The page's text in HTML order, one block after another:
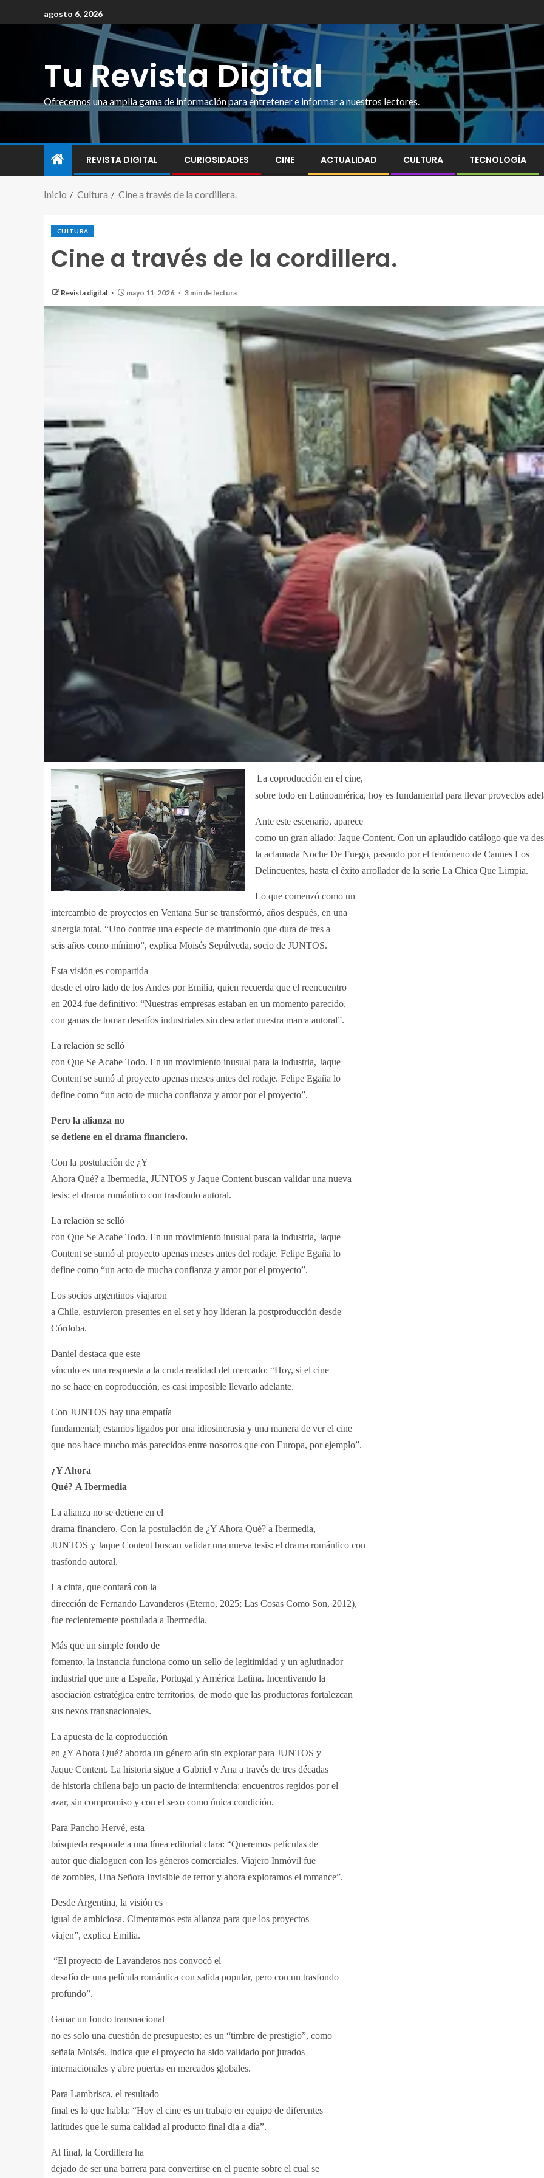
agosto 6, 2026
Tu Revista Digital
Ofrecemos una amplia gama de información para entretener e informar a nuestros lectores.
REVISTA DIGITAL CURIOSIDADES CINE ACTUALIDAD CULTURA TECNOLOGÍA
Inicio Cultura Cine a través de la cordillera.
CULTURA
Cine a través de la cordillera.
Revista digital mayo 11, 2026 3 min de lectura
La coproducción en el cine,
sobre todo en Latinoamérica, hoy es fundamental para llevar proyectos
Ante este escenario, aparece
como un gran aliado: Jaque Content. Con un aplaudido catálogo que va
la aclamada Noche De Fuego, pasando por el fenómeno de Cannes Los
Delincuentes, hasta el éxito arrollador de la serie La Chica Que Limpia.
Lo que comenzó como un
intercambio de proyectos en Ventana Sur se transformó, años después, en una
sinergia total. “Uno contrae una especie de matrimonio que dura de tres a
seis años como mínimo”, explica Moisés Sepúlveda, socio de JUNTOS.
Esta visión es compartida
desde el otro lado de los Andes por Emilia, quien recuerda que el reencuentro
en 2024 fue definitivo: “Nuestras empresas estaban en un momento parecido,
con ganas de tomar desafíos industriales sin descartar nuestra marca autoral”.
La relación se selló
con Que Se Acabe Todo. En un movimiento inusual para la industria, Jaque
Content se sumó al proyecto apenas meses antes del rodaje. Felipe Egaña lo
define como “un acto de mucha confianza y amor por el proyecto”.
Pero la alianza no
se detiene en el drama financiero.
Con la postulación de ¿Y
Ahora Qué? a Ibermedia, JUNTOS y Jaque Content buscan validar una nueva
tesis: el drama romántico con trasfondo autoral.
La relación se selló
con Que Se Acabe Todo. En un movimiento inusual para la industria, Jaque
Content se sumó al proyecto apenas meses antes del rodaje. Felipe Egaña lo
define como “un acto de mucha confianza y amor por el proyecto”.
Los socios argentinos viajaron
a Chile, estuvieron presentes en el set y hoy lideran la postproducción desde
Córdoba.
Daniel destaca que este
vínculo es una respuesta a la cruda realidad del mercado: “Hoy, si el cine
no se hace en coproducción, es casi imposible llevarlo adelante.
Con JUNTOS hay una empatía
fundamental; estamos ligados por una idiosincrasia y una manera de ver el cine
que nos hace mucho más parecidos entre nosotros que con Europa, por ejemplo”.
¿Y Ahora
Qué? A Ibermedia
La alianza no se detiene en el
drama financiero. Con la postulación de ¿Y Ahora Qué? a Ibermedia,
JUNTOS y Jaque Content buscan validar una nueva tesis: el drama romántico con
trasfondo autoral.
La cinta, que contará con la
dirección de Fernando Lavanderos (Eterno, 2025; Las Cosas Como Son, 2012),
fue recientemente postulada a Ibermedia.
Más que un simple fondo de
fomento, la instancia funciona como un sello de legitimidad y un aglutinador
industrial que une a España, Portugal y América Latina. Incentivando la
asociación estratégica entre territorios, de modo que las productoras fortalezcan
sus nexos transnacionales.
La apuesta de la coproducción
en ¿Y Ahora Qué? aborda un género aún sin explorar para JUNTOS y
Jaque Content. La historia sigue a Gabriel y Ana a través de tres décadas
de historia chilena bajo un pacto de intermitencia: encuentros regidos por el
azar, sin compromiso y con el sexo como única condición.
Para Pancho Hervé, esta
búsqueda responde a una línea editorial clara: “Queremos películas de
autor que dialoguen con los géneros comerciales. Viajero Inmóvil fue
de zombies, Una Señora Invisible de terror y ahora exploramos el romance”.
Desde Argentina, la visión es
igual de ambiciosa. Cimentamos esta alianza para que los proyectos
viajen”, explica Emilia.
“El proyecto de Lavanderos nos convocó el
desafío de una película romántica con salida popular, pero con un trasfondo
profundo”.
Ganar un fondo transnacional
no es solo una cuestión de presupuesto; es un “timbre de prestigio”, como
señala Moisés. Indica que el proyecto ha sido validado por jurados
internacionales y abre puertas en mercados globales.
Para Lambrisca, el resultado
final es lo que habla: “Hoy el cine es un trabajo en equipo de diferentes
latitudes que le suma calidad al producto final día a día”.
Al final, la Cordillera ha
dejado de ser una barrera para convertirse en el puente sobre el cual se